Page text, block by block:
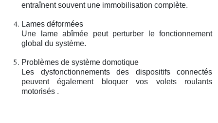
entraînent souvent une immobilisation complète.
Lames déformées
Une lame abîmée peut perturber le fonctionnement
global du système.
Problèmes de système domotique
Les dysfonctionnements des dispositifs connectés
peuvent également bloquer vos volets roulants
motorisés .